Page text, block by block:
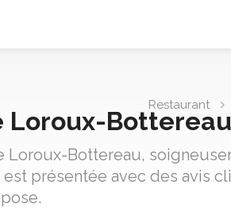
Restaurant
Loroux-Bottereau
Loroux-Bottereau,
présentée avec des avis